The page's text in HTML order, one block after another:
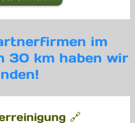
im
30 km haben wir
🔗